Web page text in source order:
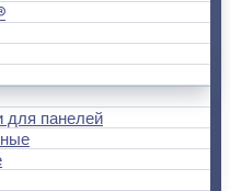
для панелей